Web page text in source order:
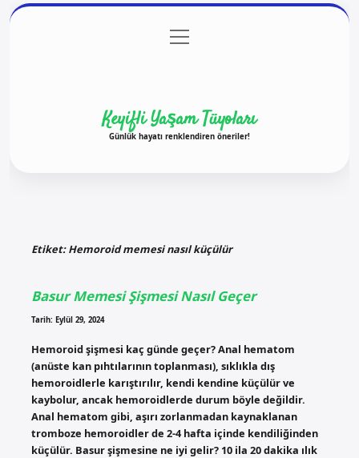
Gizlilik Politikası
menüyü
aç
Keyifli Yaşam Tüyoları
Günlük hayatı renklendiren öneriler!
Etiket:Hemoroid memesi nasıl küçülür
Basur Memesi Şişmesi Nasıl Geçer
Tarih: Eylül 29, 2024
Hemoroid şişmesi kaç günde geçer? Anal hematom
(anüste kan pıhtılarının toplanması), sıklıkla dış
hemoroidlerle karıştırılır, kendi kendine küçülür ve
kaybolur, ancak hemoroidlerde durum böyle değildir.
Anal hematom gibi, aşırı zorlanmadan kaynaklanan
tromboze hemoroidler de 2-4 hafta içinde kendiliğinden
küçülür. Basur şişmesine ne iyi gelir? 10 ila 20 dakika ılık